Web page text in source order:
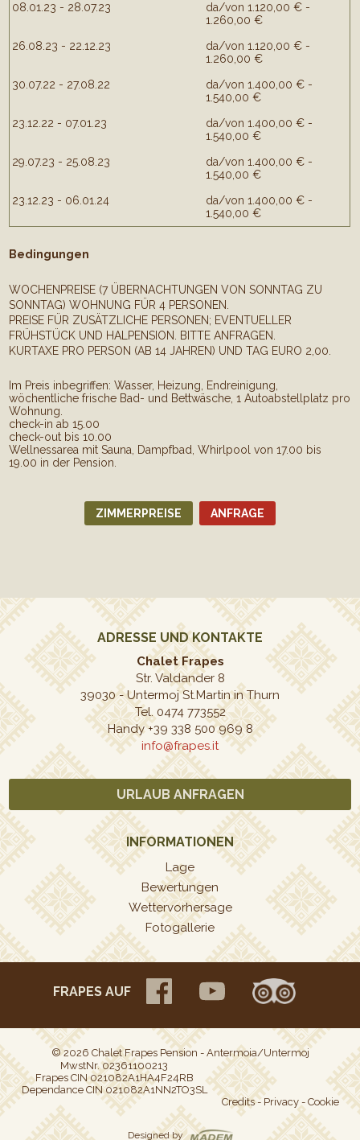
08.01.23 - 28.07.23
da/von 1.120,00 € -
1.260,00 €
26.08.23 - 22.12.23
da/von 1.120,00 € -
1.260,00 €
30.07.22 - 27.08.22
da/von 1.400,00 € -
1.540,00 €
23.12.22 - 07.01.23
da/von 1.400,00 € -
1.540,00 €
29.07.23 - 25.08.23
da/von 1.400,00 € -
1.540,00 €
23.12.23 - 06.01.24
da/von 1.400,00 € -
1.540,00 €
Bedingungen
WOCHENPREISE (7 ÜBERNACHTUNGEN VON SONNTAG ZU
SONNTAG) WOHNUNG FÜR 4 PERSONEN.
PREISE FÜR ZUSÄTZLICHE PERSONEN; EVENTUELLER
FRÜHSTÜCK UND HALPENSION. BITTE ANFRAGEN.
KURTAXE PRO PERSON (AB 14 JAHREN) UND TAG EURO 2,00.
Im Preis inbegriffen: Wasser, Heizung, Endreinigung,
wöchentliche frische Bad- und Bettwäsche, 1 Autoabstellplatz pro
Wohnung.
check-in ab 15.00
check-out bis 10.00
Wellnessarea mit Sauna, Dampfbad, Whirlpool von 17.00 bis
19.00 in der Pension.
ZIMMERPREISE ANFRAGE
ADRESSE UND KONTAKTE
Chalet Frapes
Str. Valdander 8
39030-Untermoj St.Martin in Thurn
Tel. 0474 773552
Handy +39 338 500 969 8
info@frapes.it
URLAUB ANFRAGEN
INFORMATIONEN
Lage
Bewertungen
Wettervorhersage
Fotogallerie
FRAPES AUF
© 2026 Chalet Frapes Pension - Antermoia/Untermoj
MwstNr. 02361100213
Frapes CIN 021082A1HA4F24RB
Dependance CIN 021082A1NN2TO3SL
Credits- Privacy- Cookie
Designed by